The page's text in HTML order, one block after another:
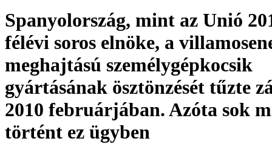
Spanyolország, mint az Unió
félévi soros elnöke, a
meghajtású személygépkocsik
gyártásának ösztönzését tűzte
2010 februárjában. Azóta sok
történt ez ügyben